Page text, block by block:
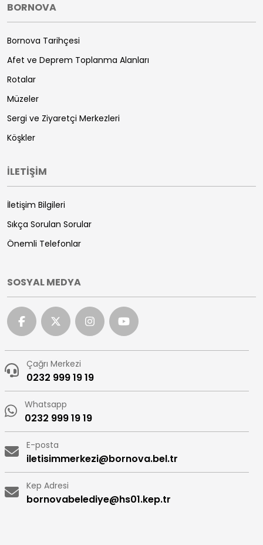
BORNOVA
Bornova Tarihçesi
Afet ve Deprem Toplanma Alanları
Rotalar
Müzeler
Sergi ve Ziyaretçi Merkezleri
Köşkler
İLETİŞİM
İletişim Bilgileri
Sıkça Sorulan Sorular
Önemli Telefonlar
SOSYAL MEDYA
Çağrı Merkezi
0232 999 19 19
Whatsapp
0232 999 19 19
E-posta
iletisimmerkezi@bornova.bel.tr
Kep Adresi
bornovabelediye@hs01.kep.tr